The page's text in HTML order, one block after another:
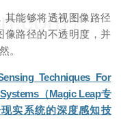
其能够将透视图像路径
像路径的不透明度，并
。
Techniques For
（Magic Leap专
实系统的深度感知技
）